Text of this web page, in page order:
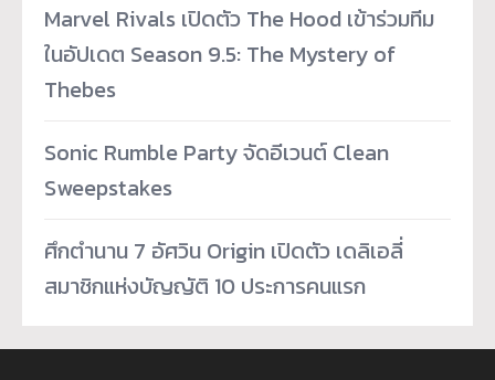
Marvel Rivals เปิดตัว The Hood เข้าร่วมทีม
ในอัปเดต Season 9.5: The Mystery of
Thebes
Sonic Rumble Party จัดอีเวนต์ Clean
Sweepstakes
ศึกตำนาน 7 อัศวิน Origin เปิดตัว เดลิเอลี่
สมาชิกแห่งบัญญัติ 10 ประการคนแรก